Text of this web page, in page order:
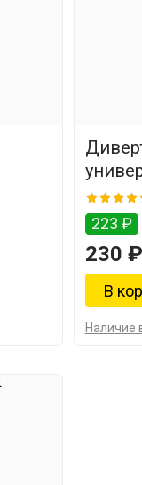
223 ₽
230 ₽
Наличие